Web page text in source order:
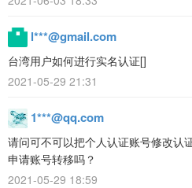
l***@gmail.com
台湾用户如何进行实名认证[]
2021-05-29 21:31
1***@qq.com
请问可不可以把个人认证账号修改认
申请账号转移吗？
2021-05-29 18:59